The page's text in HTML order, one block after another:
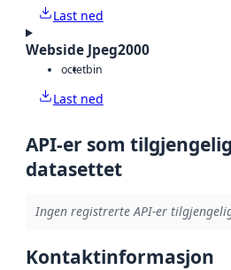
Last ned
Webside Jpeg2000
octetbin
Last ned
API-er som
datasettet
Ingen registrerte API-er
Kontaktinformasjon